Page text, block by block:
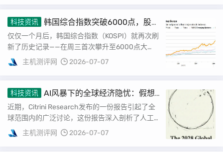
科技资讯
韩国综合指数突破6000点，股市
市值超法国
仅仅一个月后，韩国综合指数（KOSPI）就再次刷
新了历史记录——在周三首次攀升至6000点大
关，这标志着韩国股市的新里程碑。 KOSPI...
主机测评网 2026-07-07
科技资讯
AI风暴下的全球经济隐忧：假想
报告与现实危机交织
近期，Citrini Research发布的一份报告引起了全
球范围内的广泛讨论，这份报告深入剖析了人工智
能对全球经济可能带来的潜在风险，...
主机测评网 2026-07-07